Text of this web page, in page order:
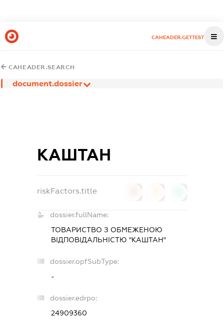
CAHEADER.GETTEST
CAHEADER.SEARCH
document.dossier
КАШТАН
riskFactors.title
dossier.fullName:
ТОВАРИСТВО З ОБМЕЖЕНОЮ
ВІДПОВІДАЛЬНІСТЮ "КАШТАН"
dossier.opfSubType:
-
dossier.edrpo:
24909360